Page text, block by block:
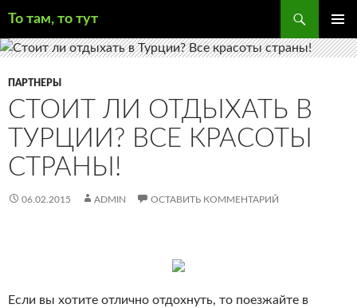
То там, то тут
МЕНЮ
К
ПАРТНЕРЫ
СТОИТ ЛИ ОТДЫХАТЬ В
ТУРЦИИ? ВСЕ КРАСОТЫ
СТРАНЫ!
06.02.2015 ADMIN ОСТАВИТЬ КОММЕНТАРИЙ
Если вы хотите отлично отдохнуть, то поезжайте в